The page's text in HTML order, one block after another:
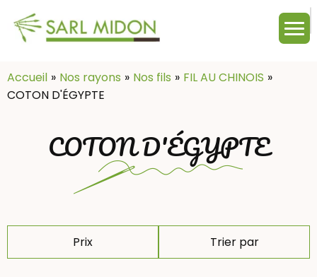
Accueil
Nos rayons Nos fils
FIL AU CHINOIS
COTON D'ÉGYPTE
COTON D'ÉGYPTE
Prix Trier par